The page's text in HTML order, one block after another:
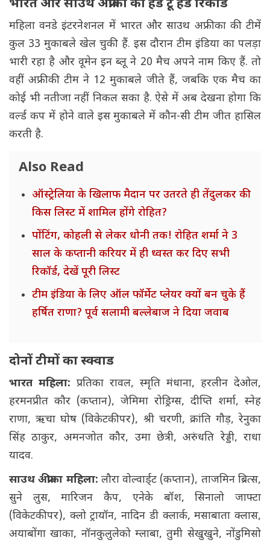
भारत और साउथ अफ्रीका का हेड टू हेड रिकॉर्ड
महिला वनडे इंटरनेशनल में भारत और साउथ अफ्रीका की टीमें
कुल 33 मुकाबले खेल चुकी हैं. इस दौरान टीम इंडिया का पलड़ा
भारी रहा है और वूमेन इन ब्लू ने 20 मैच अपने नाम किए हैं. तो
वहीं अफ्रीकी टीम ने 12 मुकाबले जीते हैं, जबकि एक मैच का
कोई भी नतीजा नहीं निकल सका है. ऐसे में अब देखना होगा कि
वर्ल्ड कप में होने वाले इस मुकाबले में कौन-सी टीम जीत हासिल
करती है.
Also Read
ऑस्ट्रेलिया के खिलाफ मैदान पर उतरते ही तेंदुलकर की
किस लिस्ट में शामिल होंगे रोहित?
पोंटिंग, कोहली से लेकर धोनी तक! रोहित शर्मा ने 3
साल के कप्तानी करियर में ही ध्वस्त कर दिए सभी
रिकॉर्ड, देखें पूरी लिस्ट
टीम इंडिया के लिए ऑल फॉर्मेट प्लेयर क्यों बन चुके हैं
हर्षित राणा? पूर्व सलामी बल्लेबाज ने दिया जवाब
दोनों टीमों का स्क्वाड
भारत महिला: प्रतिका रावल, स्मृति मंधाना, हरलीन देओल,
हरमनप्रीत कौर (कप्तान), जेमिमा रोड्रिग्स, दीप्ति शर्मा, स्नेह
राणा, ऋचा घोष (विकेटकीपर), श्री चरणी, क्रांति गौड़, रेनुका
सिंह ठाकुर, अमनजोत कौर, उमा छेत्री, अरुंधति रेड्डी, राधा
यादव.
साउथ अफ्रीका महिला: लौरा वोल्वार्ड्ट (कप्तान), ताजमिन ब्रित्स,
सुने लुस, मारिजन कैप, एनेके बॉश, सिनालो जाफ्टा
(विकेटकीपर), क्लो ट्रायॉन, नादिन डी क्लार्क, मसाबाता क्लास,
अयाबोंगा खाका, नॉनकुलुलेको म्लाबा, तुमी सेखुखुने, नोंडुमिसो